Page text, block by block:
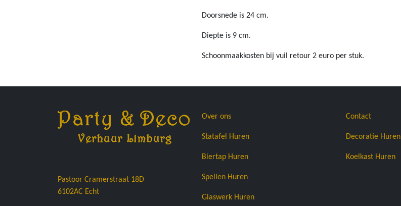
Doorsnede is 24 cm.
Diepte is 9 cm.
Schoonmaakkosten bij vuil retour 2 euro per stuk.
Pastoor Cramerstraat 18D
6102AC Echt
Over ons
Statafel Huren
Biertap Huren
Spellen Huren
Glaswerk Huren
Contact
Decoratie Huren
Koelkast Huren